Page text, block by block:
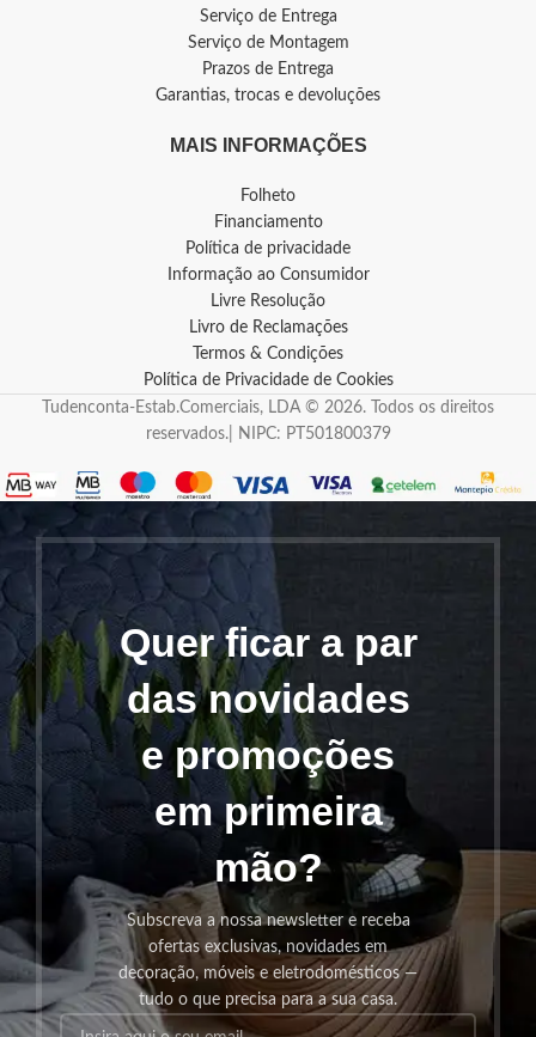
Serviço de Entrega
Serviço de Montagem
Prazos de Entrega
Garantias, trocas e devoluções
MAIS INFORMAÇÕES
Folheto
Financiamento
Política de privacidade
Informação ao Consumidor
Livre Resolução
Livro de Reclamações
Termos & Condições
Política de Privacidade de Cookies
Tudenconta-Estab.Comerciais, LDA © 2026. Todos os direitos
reservados.| NIPC: PT501800379
Quer ficar a par
das novidades
e promoções
em primeira
mão?
Subscreva a nossa newsletter e receba
ofertas exclusivas, novidades em
decoração, móveis e eletrodomésticos —
tudo o que precisa para a sua casa.